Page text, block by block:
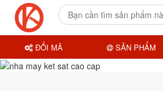
ĐỔI MÃ SẢN PHẨM